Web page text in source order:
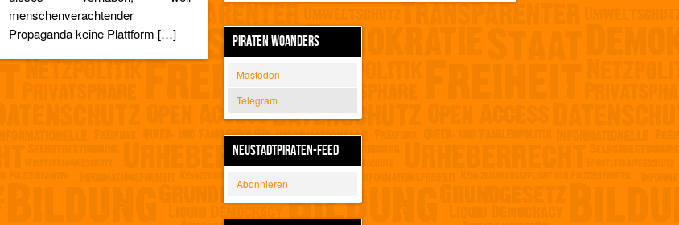
PIRATEN WOANDERS
Mastodon
Telegram
NEUSTADTPIRATEN-FEED
Abonnieren
menschenverachtender
Propaganda keine Plattform […]